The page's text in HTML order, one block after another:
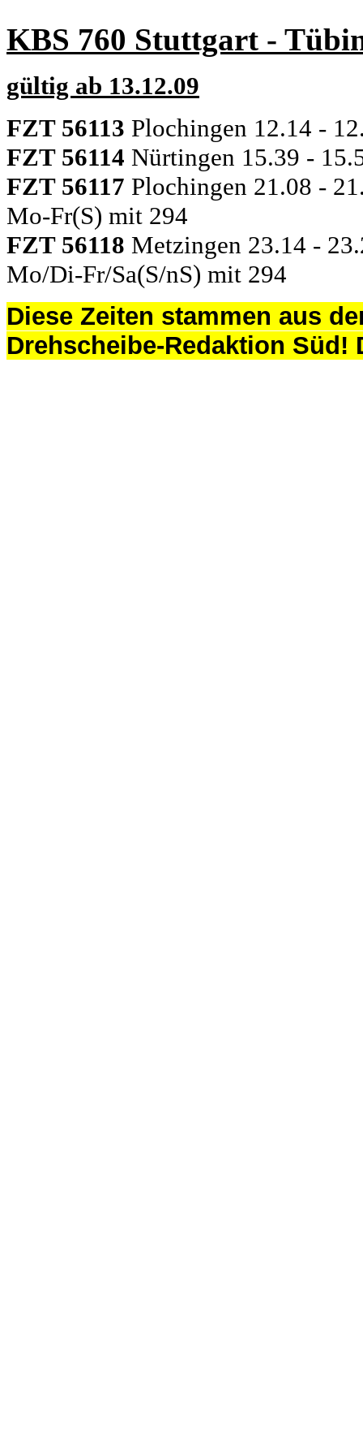
KBS 760 Stuttgart -
gültig ab 13.12.09
FZT 56113 Plochingen 12.14 -
FZT 56114 Nürtingen 15.39 -
FZT 56117 Plochingen 21.08 -
Mo-Fr(S) mit 294
FZT 56118 Metzingen 23.14 -
Mo/Di-Fr/Sa(S/nS) mit 294
Diese Zeiten stammen aus
Drehscheibe-Redaktion Süd!